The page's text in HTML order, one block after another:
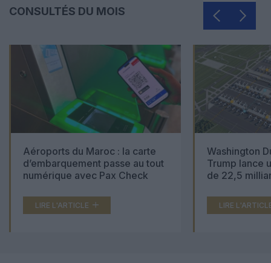
CONSULTÉS DU MOIS
Aéroports du Maroc : la carte
d’embarquement passe au tout
numérique avec Pax Check
LIRE L'ARTICLE
Washington
Trump lance
de 22,5
LIRE